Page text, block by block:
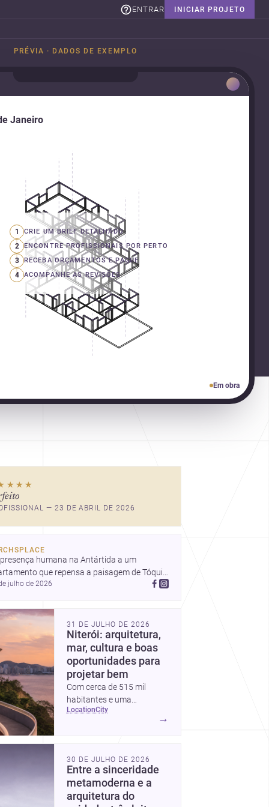
INICIAR PROJETO
ENTRAR
PRÉVIA · DADOS DE EXEMPLO
Janeiro
1 CRIE UM BRIEF DETALHADO
2 ENCONTRE PROFISSIONAIS POR PERTO
3 RECEBA ORÇAMENTOS E PAGUE
4 ACOMPANHE AS REVISÕES
Em obra
— 23 DE ABRIL DE 2026
humana na Antártida a um
que repensa a paisagem de Tóquio
casa em Amã integrada ao terreno.
na Archsplace.
julho de 2026
31 DE JULHO DE 2026
Niterói: arquitetura,
mar, cultura e boas
oportunidades para
projetar bem
Com cerca de 515 mil
habitantes e uma
paisagem marcada por
reúne qualidade urbana,
vista para a Baía de
Guanabara e um mercado
interessante para quem
location city
→
30 DE JULHO DE 2026
Entre a sinceridade
metamoderna e a
arquitetura do